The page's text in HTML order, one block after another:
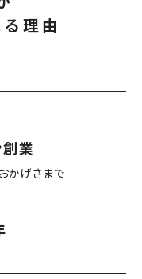
理由
業
おかげさまで